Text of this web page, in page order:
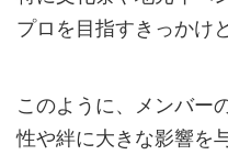
プロを目指すきっかけ
このように、メンバー
性や絆に大きな影響を